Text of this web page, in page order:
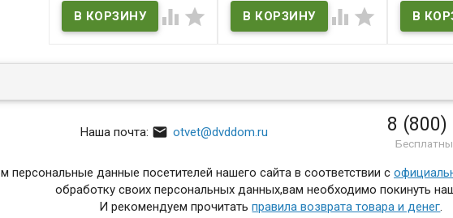
В наличии   В наличии
Ricky Martin Unplugged
  Maverick
Наша почта:  otvet@dvddom.ru 8
данные посетителей нашего сайта в соответствии с
обработку своих персональных данных,вам необходимо покинуть
И рекомендуем прочитатьправила возврата товара и денег